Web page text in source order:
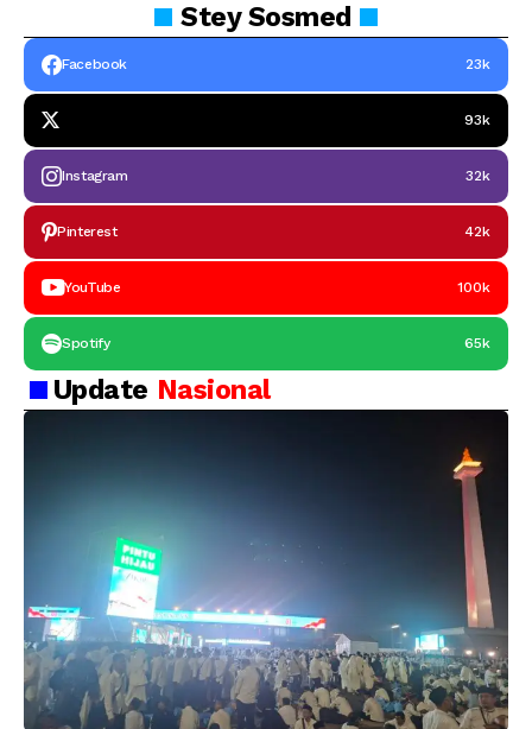
SteySosmed
Facebook 23k
93k
Instagram 32k
Pinterest 42k
YouTube 100k
Spotify 65k
Update Nasional